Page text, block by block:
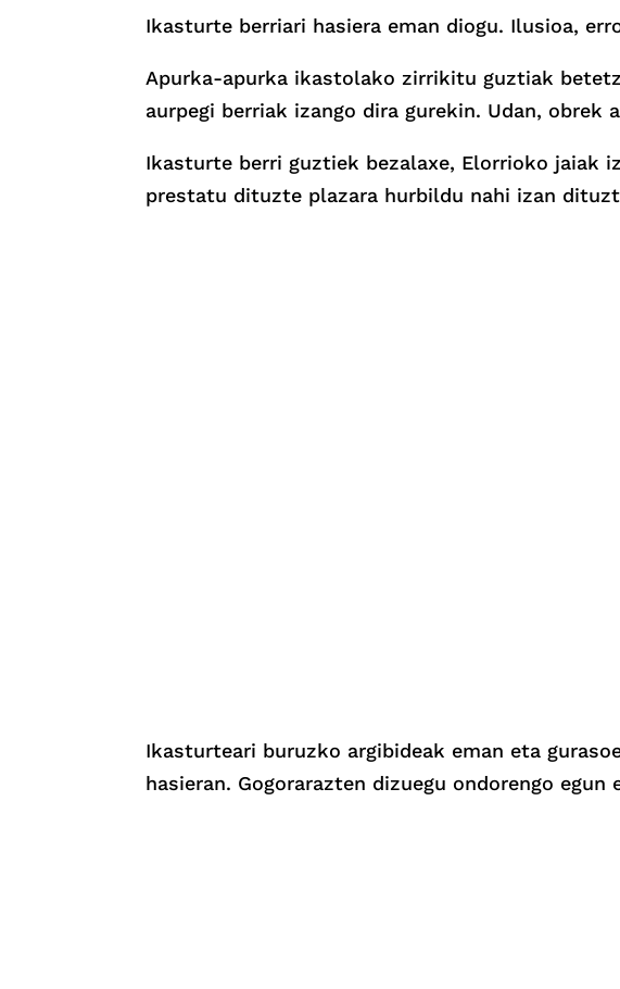
Ikasturte berriari hasiera eman diogu. Ilusioa,
Apurka-apurka ikastolako zirrikitu guztiak
aurpegi berriak izango dira gurekin. Udan,
Ikasturte berri guztiek bezalaxe, Elorrioko jaiak
prestatu dituzte plazara hurbildu nahi izan
Ikasturteari buruzko argibideak eman eta
hasieran. Gogorarazten dizuegu ondorengo